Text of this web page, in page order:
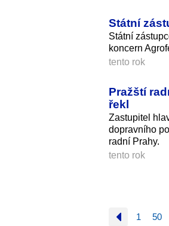
Státní
Státní
koncern
tento rok
Pražští
řekl
Zastupitel
dopravního
radní Prahy.
tento rok
1 50